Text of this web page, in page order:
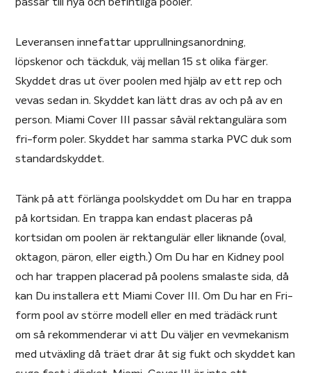
Leveransen innefattar upprullningsanordning,
löpskenor och täckduk, väj mellan 15 st olika färger.
Skyddet dras ut över poolen med hjälp av ett rep och
vevas sedan in. Skyddet kan lätt dras av och på av en
person. Miami Cover III passar såväl rektangulära som
fri-form poler. Skyddet har samma starka PVC duk som
standardskyddet.
Tänk på att förlänga poolskyddet om Du har en trappa
på kortsidan. En trappa kan endast placeras på
kortsidan om poolen är rektangulär eller liknande (oval,
oktagon, päron, eller eigth.) Om Du har en Kidney pool
och har trappen placerad på poolens smalaste sida, då
kan Du installera ett Miami Cover III. Om Du har en Fri-
form pool av större modell eller en med trädäck runt
om så rekommenderar vi att Du väljer en vevmekanism
med utväxling då träet drar åt sig fukt och skyddet kan